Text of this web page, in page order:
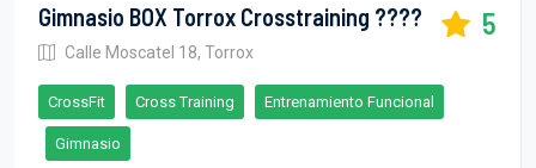
Gimnasio BOX Torrox Crosstraining ????
Calle Moscatel 18, Torrox
5
CrossFit Cross Training Entrenamiento Funcional
Gimnasio